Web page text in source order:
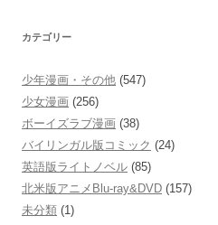
カテゴリー
少年漫画・その他 (547)
少女漫画 (256)
ボーイズラブ漫画 (38)
バイリンガル版コミック (24)
英語版ライトノベル (85)
北米版アニメBlu-ray&DVD (157)
未分類 (1)